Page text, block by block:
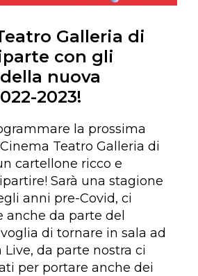
Galleria di
con gli
nuova
2023!
la prossima
Teatro Galleria di
cartellone ricco e
Sarà una stagione
anni pre-Covid, ci
da parte del
di tornare in sala ad
Live, da parte nostra ci
per portare anche dei